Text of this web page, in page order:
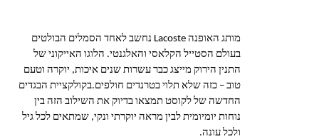
מותג האופנה Lacoste נחשב לאחד הסמלים הבולטים
בעולם הסטייל הקלאסי והאלגנטי. הלוגו האייקוני של
התנין הירוק מייצג כבר עשרות שנים איכות, יוקרה וטעם
טוב – כזה שלא תלוי בטרנדים חולפים.בקולקציית הבגדים
החדשה של לקוסט תמצאו בדיוק את השילוב הזה בין
נוחות יומיומית לבין מראה יוקרתי ונקי, שמתאים לכל גיל
ולכל עונה.